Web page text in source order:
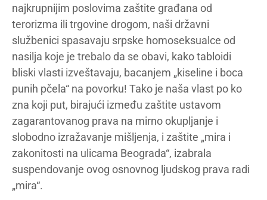
najkrupnijim poslovima zaštite građana od
terorizma ili trgovine drogom, naši državni
službenici spasavaju srpske homoseksualce od
nasilja koje je trebalo da se obavi, kako tabloidi
bliski vlasti izveštavaju, bacanjem „kiseline i boca
punih pčela“ na povorku! Tako je naša vlast po ko
zna koji put, birajući između zaštite ustavom
zagarantovanog prava na mirno okupljanje i
slobodno izražavanje mišljenja, i zaštite „mira i
zakonitosti na ulicama Beograda“, izabrala
suspendovanje ovog osnovnog ljudskog prava radi
„mira“.